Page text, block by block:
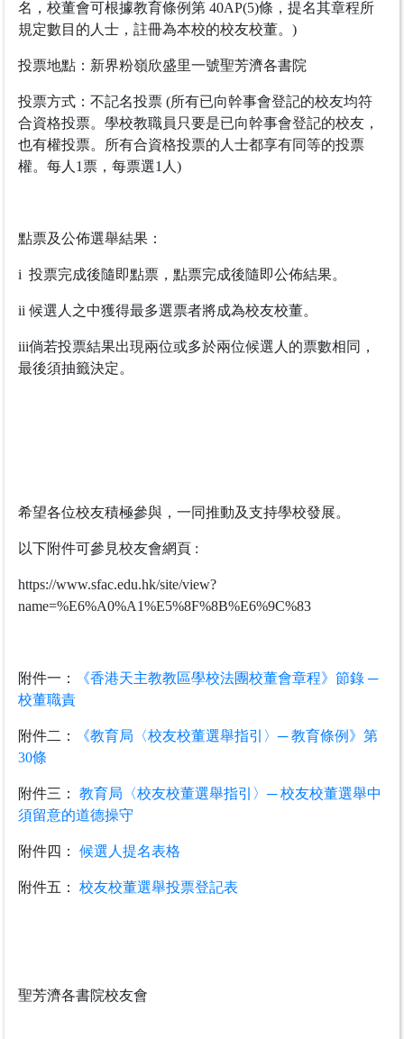
名，校董會可根據教育條例第 40AP(5)條，提名其章程所
規定數目的人士，註冊為本校的校友校董。)
投票地點：新界粉嶺欣盛里一號聖芳濟各書院
投票方式：不記名投票 (所有已向幹事會登記的校友均符
合資格投票。學校教職員只要是已向幹事會登記的校友，
也有權投票。所有合資格投票的人士都享有同等的投票
權。每人1票，每票選1人)
點票及公佈選舉結果：
i 投票完成後隨即點票，點票完成後隨即公佈結果。
ii 候選人之中獲得最多選票者將成為校友校董。
iii倘若投票結果出現兩位或多於兩位候選人的票數相同，
最後須抽籤決定。
​希望各位校友積極參與，一同推動及支持學校發展。
以下附件可參見校友會網頁 :
https://www.sfac.edu.hk/site/view?
name=%E6%A0%A1%E5%8F%8B%E6%9C%83
附件一：
《香港天主教教區學校法團校董會章程》節錄 ─
校董職責
附件二：
《教育局〈校友校董選舉指引〉─ 教育條例》第
30條
附件三： 教育局〈校友校董選舉指引〉─ 校友校董選舉中
須留意的道德操守
附件四： 候選人提名表格
附件五： 校友校董選舉投票登記表
聖芳濟各書院校友會